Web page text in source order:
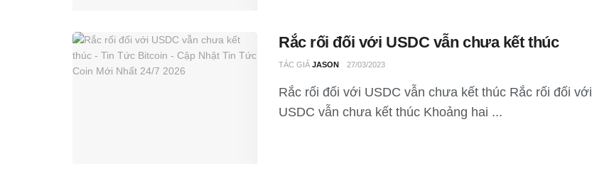
Rắc rối đối với USDC vẫn chưa kết thúc
TÁC GIẢ JASON 27/03/2023
Rắc rối đối với USDC vẫn chưa kết thúc Rắc rối đối với
USDC vẫn chưa kết thúc Khoảng hai ...